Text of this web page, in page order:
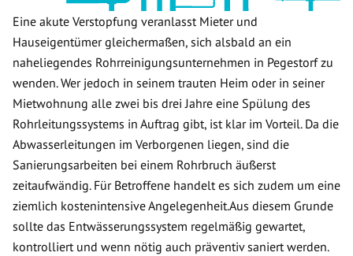
Eine akute Verstopfung veranlasst Mieter und
Hauseigentümer gleichermaßen, sich alsbald an ein
naheliegendes Rohrreinigungsunternehmen in Pegestorf zu
wenden. Wer jedoch in seinem trauten Heim oder in seiner
Mietwohnung alle zwei bis drei Jahre eine Spülung des
Rohrleitungssystems in Auftrag gibt, ist klar im Vorteil. Da die
Abwasserleitungen im Verborgenen liegen, sind die
Sanierungsarbeiten bei einem Rohrbruch äußerst
zeitaufwändig. Für Betroffene handelt es sich zudem um eine
ziemlich kostenintensive Angelegenheit.Aus diesem Grunde
sollte das Entwässerungssystem regelmäßig gewartet,
kontrolliert und wenn nötig auch präventiv saniert werden.